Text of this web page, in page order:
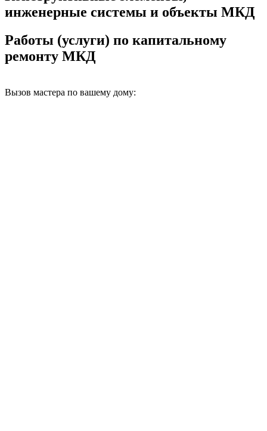
инженерные системы и объекты МКД
Работы (услуги) по капитальному
ремонту МКД
Вызов мастера по вашему дому: